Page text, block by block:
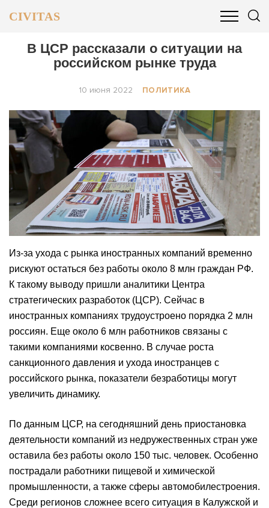
CIVITAS
ОБЩЕСТВО БИЗНЕС И ФИНАНСЫ
В ЦСР рассказали о ситуации на
российском рынке труда
10 июня 2022 ПОЛИТИКА
Из-за ухода с рынка иностранных компаний временно
рискуют остаться без работы около 8 млн граждан РФ.
К такому выводу пришли аналитики Центра
стратегических разработок (ЦСР). Сейчас в
иностранных компаниях трудоустроено порядка 2 млн
россиян. Еще около 6 млн работников связаны с
такими компаниями косвенно. В случае роста
санкционного давления и ухода иностранцев с
российского рынка, показатели безработицы могут
увеличить динамику.
По данным ЦСР, на сегодняшний день приостановка
деятельности компаний из недружественных стран уже
оставила без работы около 150 тыс. человек. Особенно
пострадали работники пищевой и химической
промышленности, а также сферы автомобилестроения.
Среди регионов сложнее всего ситуация в Калужской и